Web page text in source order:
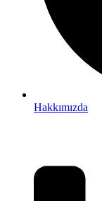
Hakkımızda